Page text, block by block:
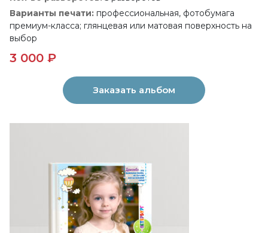
Варианты печати: профессиональная, фотобумага
премиум-класса; глянцевая или матовая поверхность на
выбор
3 000 ₽
Заказать альбом